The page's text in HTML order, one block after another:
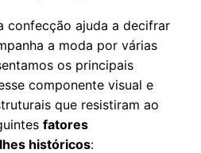
confecção ajuda a decifrar
a moda por várias
os principais
componente visual e
que resistiram ao
fatores
históricos: